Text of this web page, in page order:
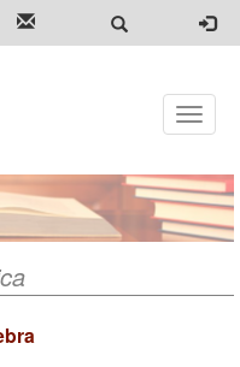
Toggle